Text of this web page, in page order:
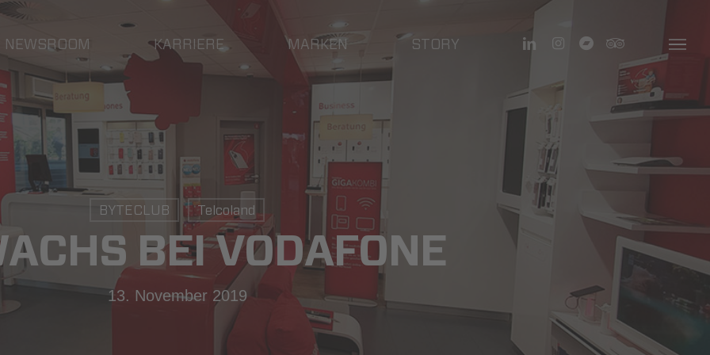
NEWSROOM KARRIERE MARKEN STORY linkedininstagram
bandcamptripadvisor
Menu
BYTECLUB Telcoland
BEI VODAFONE
13. November 2019